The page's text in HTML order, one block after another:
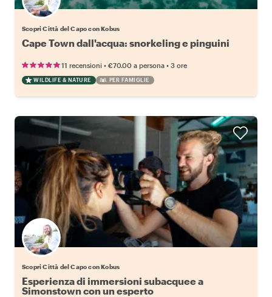
Scopri Città del Capo con Kobus
Cape Town dall'acqua: snorkeling e pinguini
11 recensioni • €70.00 a persona • 3 ore
WILDLIFE & NATURE PER FAMIGLIE
Scopri Città del Capo con Kobus
Esperienza di immersioni subacquee a
Simonstown con un esperto